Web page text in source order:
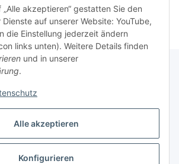
Alle akzeptieren
Konfigurieren
akzeptieren“ gestatten Sie den
auf unserer Website: YouTube,
die Einstellung jederzeit ändern
links unten). Weitere Details finden
und in unserer
.
(deckenausschnitt)